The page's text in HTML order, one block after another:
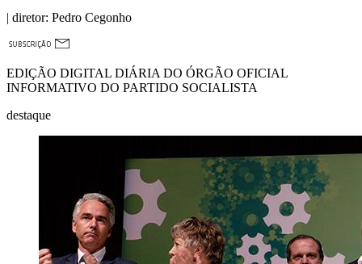
| diretor: Pedro Cegonho
EDIÇÃO DIGITAL DIÁRIA DO ÓRGÃO OFICIAL
INFORMATIVO DO PARTIDO SOCIALISTA
destaque